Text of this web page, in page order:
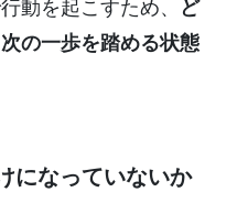
動を起こすため、 ど
の一歩を踏める状態
になっていないか